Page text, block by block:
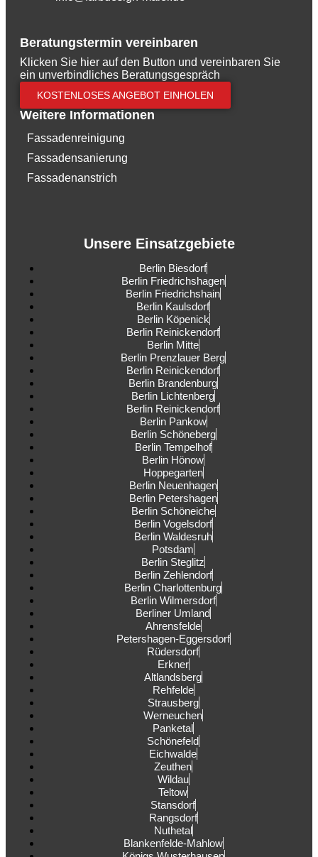
Beratungstermin vereinbaren
Klicken Sie hier auf den Button und vereinbaren Sie
ein unverbindliches Beratungsgespräch
KOSTENLOSES ANGEBOT EINHOLEN
Weitere Informationen
Fassadenreinigung
Fassadensanierung
Fassadenanstrich
Unsere Einsatzgebiete
Berlin Biesdorf
Berlin Friedrichshagen
Berlin Friedrichshain
Berlin Kaulsdorf
Berlin Köpenick
Berlin Reinickendorf
Berlin Mitte
Berlin Prenzlauer Berg
Berlin Reinickendorf
Berlin Brandenburg
Berlin Lichtenberg
Berlin Reinickendorf
Berlin Pankow
Berlin Schöneberg
Berlin Tempelhof
Berlin Hönow
Hoppegarten
Berlin Neuenhagen
Berlin Petershagen
Berlin Schöneiche
Berlin Vogelsdorf
Berlin Waldesruh
Potsdam
Berlin Steglitz
Berlin Zehlendorf
Berlin Charlottenburg
Berlin Wilmersdorf
Berliner Umland
Ahrensfelde
Petershagen-Eggersdorf
Rüdersdorf
Erkner
Altlandsberg
Rehfelde
Strausberg
Werneuchen
Panketal
Schönefeld
Eichwalde
Zeuthen
Wildau
Teltow
Stansdorf
Rangsdorf
Nuthetal
Blankenfelde-Mahlow